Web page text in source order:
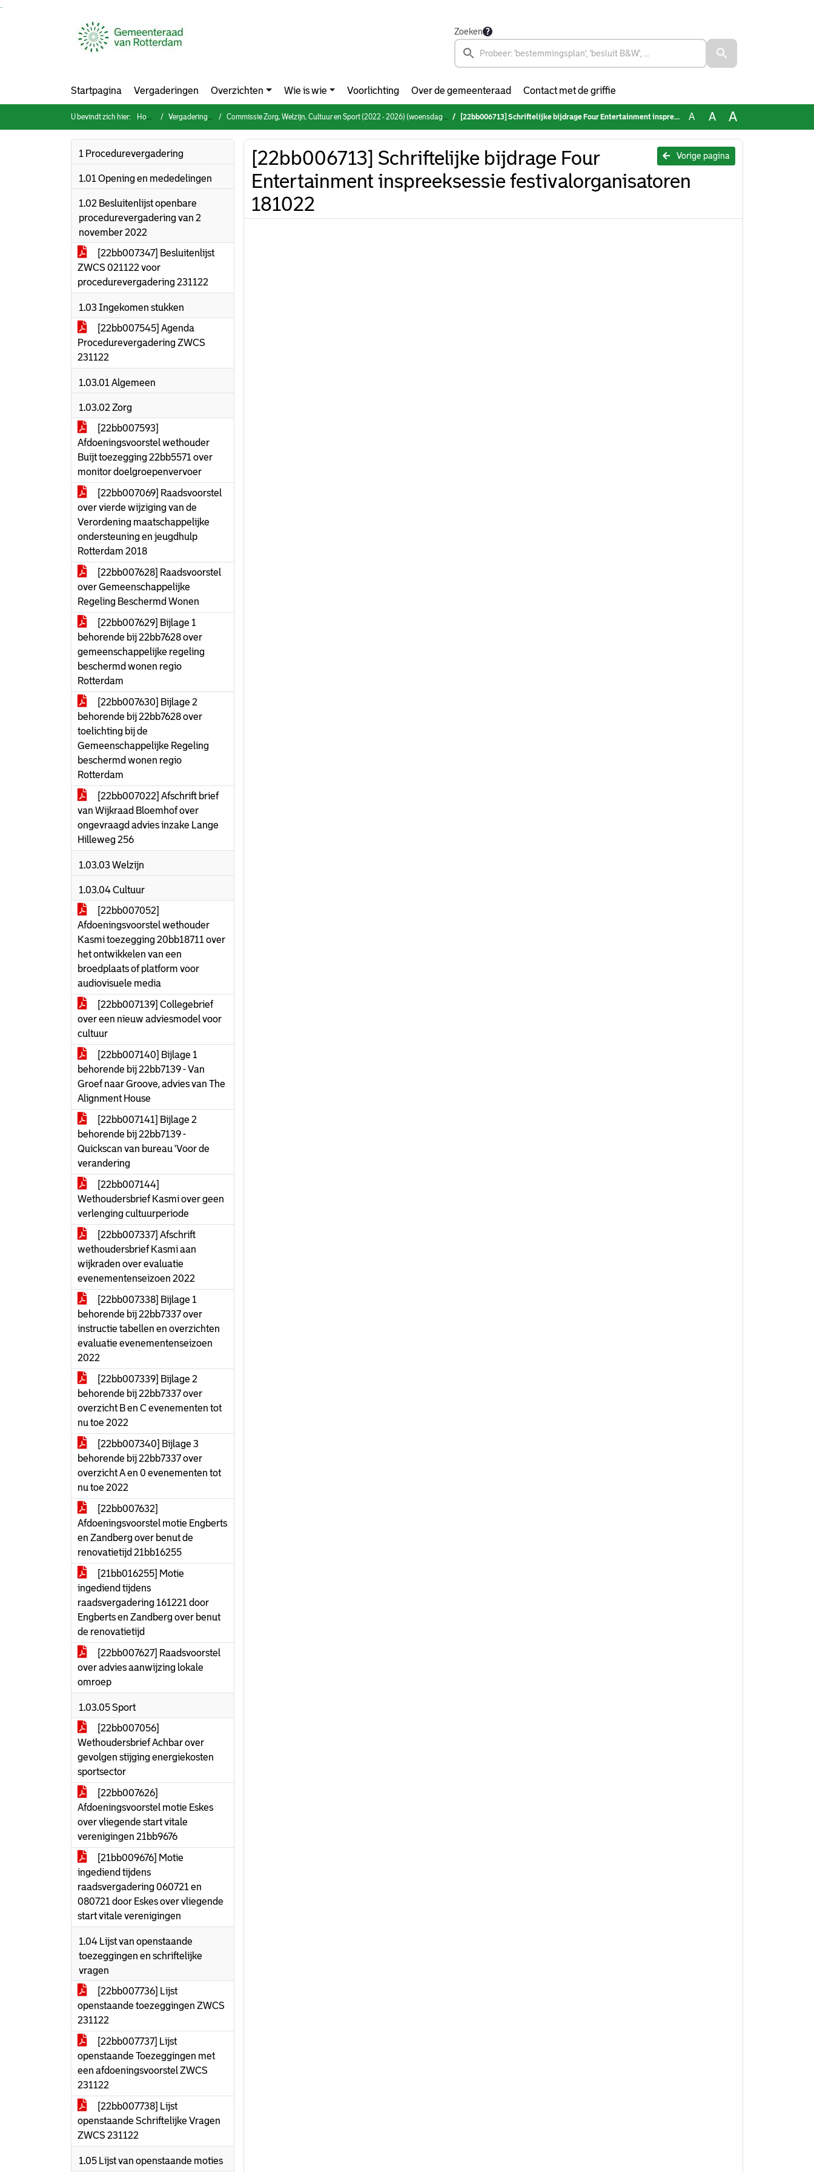
Zoeken
Startpagina Vergaderingen Overzichten Wie is wie Voorlichting Over de gemeenteraad Contact met de griffie
U bevindt zich hier: Home Vergaderingen Commissie Zorg, Welzijn, Cultuur en Sport (2022 - 2026) (woensdag 23 november 2022) [22bb006713] Schriftelijke bijdrage Four Entertainment inspreeksessie festivalorganisatoren 181022 A A A
1 Procedurevergadering
1.01 Opening en mededelingen
1.02 Besluitenlijst openbare
procedurevergadering van 2
november 2022
[22bb007347] Besluitenlijst
ZWCS 021122 voor
procedurevergadering 231122
1.03 Ingekomen stukken
[22bb007545] Agenda
Procedurevergadering ZWCS
231122
1.03.01 Algemeen
1.03.02 Zorg
[22bb007593]
Afdoeningsvoorstel wethouder
Buijt toezegging 22bb5571 over
monitor doelgroepenvervoer
[22bb007069] Raadsvoorstel
over vierde wijziging van de
Verordening maatschappelijke
ondersteuning en jeugdhulp
Rotterdam 2018
[22bb007628] Raadsvoorstel
over Gemeenschappelijke
Regeling Beschermd Wonen
[22bb007629] Bijlage 1
behorende bij 22bb7628 over
gemeenschappelijke regeling
beschermd wonen regio
Rotterdam
[22bb007630] Bijlage 2
behorende bij 22bb7628 over
toelichting bij de
Gemeenschappelijke Regeling
beschermd wonen regio
Rotterdam
[22bb007022] Afschrift brief
van Wijkraad Bloemhof over
ongevraagd advies inzake Lange
Hilleweg 256
1.03.03 Welzijn
1.03.04 Cultuur
[22bb007052]
Afdoeningsvoorstel wethouder
Kasmi toezegging 20bb18711 over
het ontwikkelen van een
broedplaats of platform voor
audiovisuele media
[22bb007139] Collegebrief
over een nieuw adviesmodel voor
cultuur
[22bb007140] Bijlage 1
behorende bij 22bb7139 - Van
Groef naar Groove, advies van The
Alignment House
[22bb007141] Bijlage 2
behorende bij 22bb7139 -
Quickscan van bureau 'Voor de
verandering
[22bb007144]
Wethoudersbrief Kasmi over geen
verlenging cultuurperiode
[22bb007337] Afschrift
wethoudersbrief Kasmi aan
wijkraden over evaluatie
evenementenseizoen 2022
[22bb007338] Bijlage 1
behorende bij 22bb7337 over
instructie tabellen en overzichten
evaluatie evenementenseizoen
2022
[22bb007339] Bijlage 2
behorende bij 22bb7337 over
overzicht B en C evenementen tot
nu toe 2022
[22bb007340] Bijlage 3
behorende bij 22bb7337 over
overzicht A en 0 evenementen tot
nu toe 2022
[22bb007632]
Afdoeningsvoorstel motie Engberts
en Zandberg over benut de
renovatietijd 21bb16255
[21bb016255] Motie
ingediend tijdens
raadsvergadering 161221 door
Engberts en Zandberg over benut
de renovatietijd
[22bb007627] Raadsvoorstel
over advies aanwijzing lokale
omroep
1.03.05 Sport
[22bb007056]
Wethoudersbrief Achbar over
gevolgen stijging energiekosten
sportsector
[22bb007626]
Afdoeningsvoorstel motie Eskes
over vliegende start vitale
verenigingen 21bb9676
[21bb009676] Motie
ingediend tijdens
raadsvergadering 060721 en
080721 door Eskes over vliegende
start vitale verenigingen
1.04 Lijst van openstaande
toezeggingen en schriftelijke
vragen
[22bb007736] Lijst
openstaande toezeggingen ZWCS
231122
[22bb007737] Lijst
openstaande Toezeggingen met
een afdoeningsvoorstel ZWCS
231122
[22bb007738] Lijst
openstaande Schriftelijke Vragen
ZWCS 231122
1.05 Lijst van openstaande moties
Vorige pagina
[22bb006713] Schriftelijke bijdrage Four
Entertainment inspreeksessie festivalorganisatoren
181022